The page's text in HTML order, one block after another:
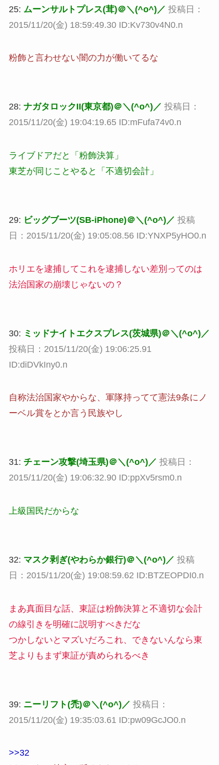
25: ムーンサルトプレス(茸)＠＼(^o^)／ 投稿日：
2015/11/20(金) 18:59:49.30 ID:Kv730v4N0.n
粉飾と言わせない闇の力が働いてるな
28: ナガタロックII(東京都)＠＼(^o^)／ 投稿日：
2015/11/20(金) 19:04:19.65 ID:mFufa74v0.n
ライブドアだと「粉飾決算」
東芝が同じことやると「不適切会計」
29: ビッグブーツ(SB-iPhone)＠＼(^o^)／ 投稿
日：2015/11/20(金) 19:05:08.56 ID:YNXP5yHO0.n
ホリエを逮捕してこれを逮捕しない差別ってのは
法治国家の崩壊じゃないの？
30: ミッドナイトエクスプレス(茨城県)＠＼(^o^)／
投稿日：2015/11/20(金) 19:06:25.91
ID:diDVkIny0.n
自称法治国家やからな、軍隊持ってて憲法9条にノ
ーベル賞をとか言う民族やし
31: チェーン攻撃(埼玉県)＠＼(^o^)／ 投稿日：
2015/11/20(金) 19:06:32.90 ID:ppXv5rsm0.n
上級国民だからな
32: マスク剥ぎ(やわらか銀行)＠＼(^o^)／ 投稿
日：2015/11/20(金) 19:08:59.62 ID:BTZEOPDI0.n
まあ真面目な話、東証は粉飾決算と不適切な会計
の線引きを明確に説明すべきだな
つかしないとマズいだろこれ、できないんなら東
芝よりもまず東証が責められるべき
39: ニーリフト(禿)＠＼(^o^)／ 投稿日：
2015/11/20(金) 19:35:03.61 ID:pw09GcJO0.n
>>32